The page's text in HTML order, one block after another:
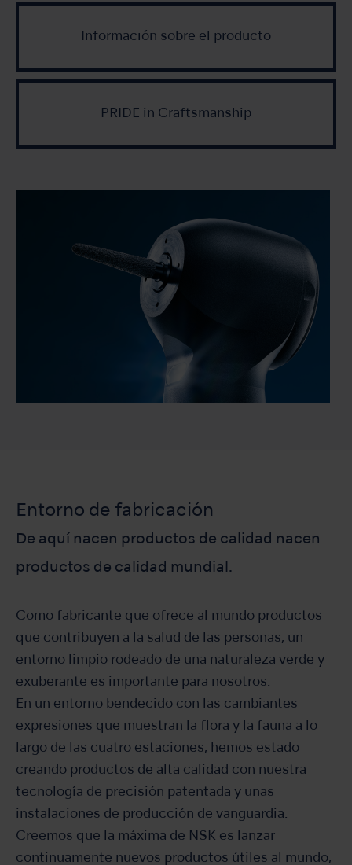
Información sobre el producto
PRIDE in Craftsmanship
Entorno de fabricación
De aquí nacen productos de calidad nacen
productos de calidad mundial.
Como fabricante que ofrece al mundo productos
que contribuyen a la salud de las personas, un
entorno limpio rodeado de una naturaleza verde y
exuberante es importante para nosotros.
En un entorno bendecido con las cambiantes
expresiones que muestran la flora y la fauna a lo
largo de las cuatro estaciones, hemos estado
creando productos de alta calidad con nuestra
tecnología de precisión patentada y unas
instalaciones de producción de vanguardia.
Creemos que la máxima de NSK es lanzar
continuamente nuevos productos útiles al mundo,